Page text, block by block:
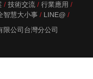
技術交流
行業應用
智慧大小事
LINE@
公司台灣分公司